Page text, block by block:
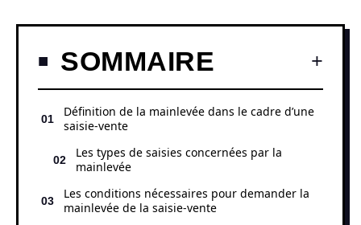
SOMMAIRE
Définition de la mainlevée dans le cadre d’une
saisie-vente
Les types de saisies concernées par la
mainlevée
Les conditions nécessaires pour demander la
mainlevée de la saisie-vente